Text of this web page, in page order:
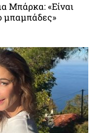
Μπάρκα: «Είναι
μπαμπάδες»